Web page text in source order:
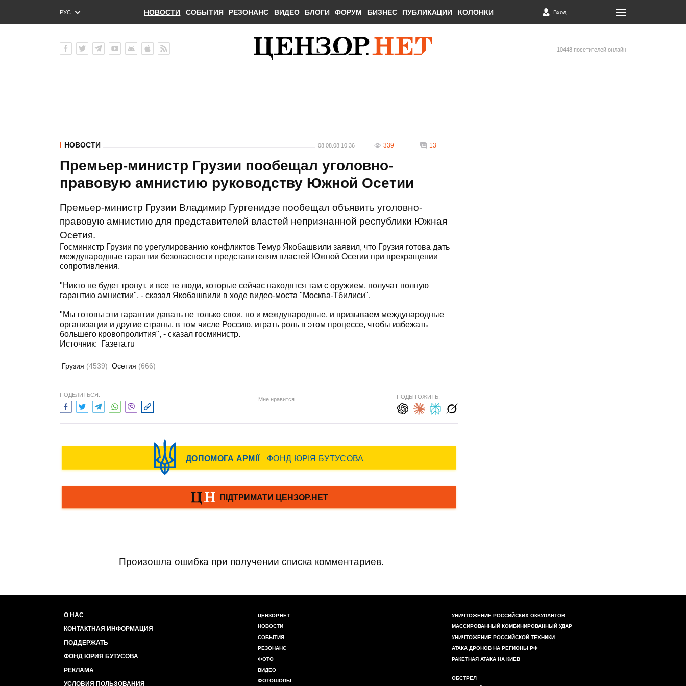
РУС
ENG
НОВОСТИ СОБЫТИЯ РЕЗОНАНС ВИДЕО БЛОГИ ФОРУМ БИЗНЕС ПУБЛИКАЦИИ КОЛОНКИ Вход
10448 посетителей онлайн
НОВОСТИ 08.08.08 10:36 339 13
Премьер-министр Грузии пообещал уголовно-
правовую амнистию руководству Южной Осетии
Премьер-министр Грузии Владимир Гургенидзе пообещал объявить уголовно-
правовую амнистию для представителей властей непризнанной республики Южная
Осетия.
Госминистр Грузии по урегулированию конфликтов Темур Якобашвили заявил, что Грузия готова дать
международные гарантии безопасности представителям властей Южной Осетии при прекращении
сопротивления.
"Никто не будет тронут, и все те люди, которые сейчас находятся там с оружием, получат полную
гарантию амнистии", - сказал Якобашвили в ходе видео-моста "Москва-Тбилиси".
"Мы готовы эти гарантии давать не только свои, но и международные, и призываем международные
организации и другие страны, в том числе Россию, играть роль в этом процессе, чтобы избежать
большего кровопролития", - сказал госминистр.
Источник:
Газета.ru
Грузия (4539) Осетия (666)
ПОДЕЛИТЬСЯ:
Мне нравится ПОДЫТОЖИТЬ:
Произошла ошибка при получении списка комментариев.
О НАС
КОНТАКТНАЯ ИНФОРМАЦИЯ
ПОДДЕРЖАТЬ
ФОНД ЮРИЯ БУТУСОВА
РЕКЛАМА
УСЛОВИЯ ПОЛЬЗОВАНИЯ
ЦЕНЗОР.НЕТ
НОВОСТИ
СОБЫТИЯ
РЕЗОНАНС
ФОТО
ВИДЕО
ФОТОШОПЫ
УНИЧТОЖЕНИЕ РОССИЙСКИХ ОККУПАНТОВ
МАССИРОВАННЫЙ КОМБИНИРОВАННЫЙ УДАР
УНИЧТОЖЕНИЕ РОССИЙСКОЙ ТЕХНИКИ
АТАКА ДРОНОВ НА РЕГИОНЫ РФ
РАКЕТНАЯ АТАКА НА КИЕВ
ОБСТРЕЛ